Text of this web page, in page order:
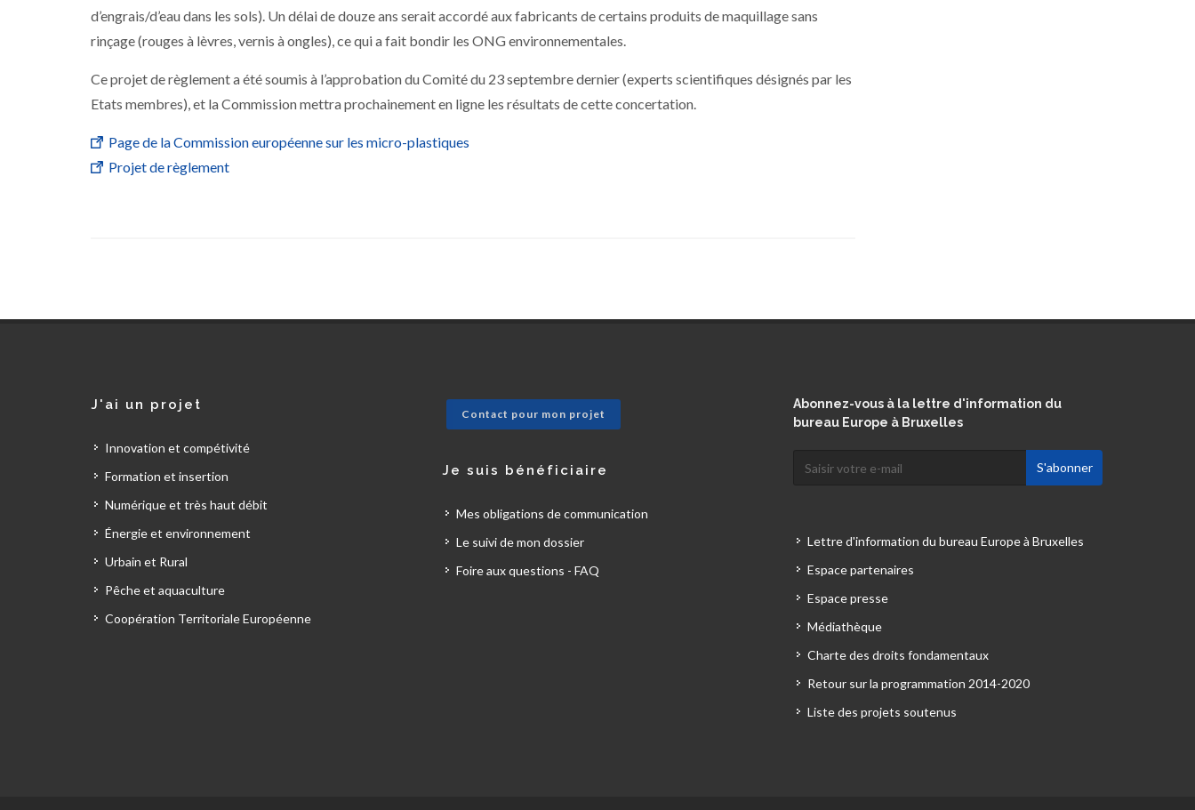
d’engrais/d’eau dans les sols). Un délai de douze ans serait accordé aux fabricants de certains produits de maquillage sans
rinçage (rouges à lèvres, vernis à ongles), ce qui a fait bondir les ONG environnementales.
Ce projet de règlement a été soumis à l’approbation du Comité du 23 septembre dernier (experts scientifiques désignés par les
Etats membres), et la Commission mettra prochainement en ligne les résultats de cette concertation.
Page de la Commission européenne sur les micro-plastiques
Projet de règlement
J'ai un projet
Innovation et compétivité
Formation et insertion
Numérique et très haut débit
Énergie et environnement
Urbain et Rural
Pêche et aquaculture
Coopération Territoriale Européenne
Contact pour mon projet
Je suis bénéficiaire
Mes obligations de communication
Le suivi de mon dossier
Foire aux questions - FAQ
Abonnez-vous à la lettre d'information du
bureau Europe à Bruxelles
Lettre d'information du bureau Europe à Bruxelles
Espace partenaires
Espace presse
Médiathèque
Charte des droits fondamentaux
Retour sur la programmation 2014-2020
Liste des projets soutenus